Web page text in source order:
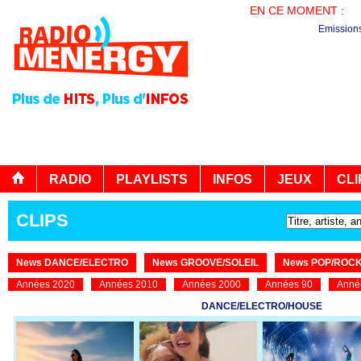
EN CE MOMENT :
RADIO PLAYLISTS INFOS JEUX
CLIPS
News DANCE/ELECTRO News GROOVE/SOLEIL
News POP/
Années 2020
Années 2010 Années 2000 Années 90
DANCE/ELECTRO/HOUSE